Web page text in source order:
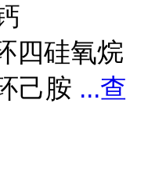
四硅氧烷
己胺 ...查